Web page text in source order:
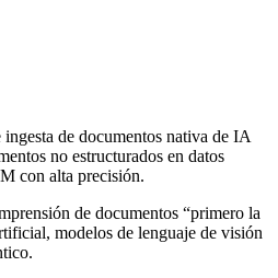
de documentos nativa de IA
no estructurados en datos
con alta precisión.
de documentos “primero la
modelos de lenguaje de visión